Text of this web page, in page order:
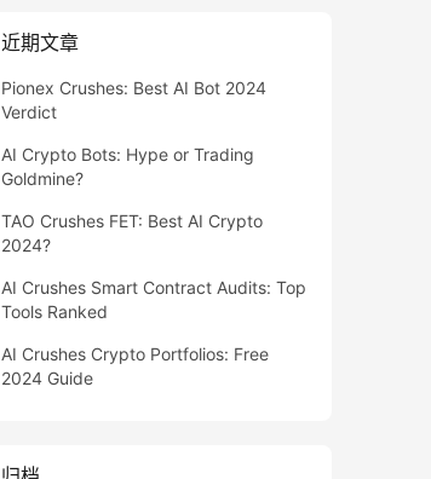
近期文章
Pionex Crushes: Best AI Bot 2024
Verdict
AI Crypto Bots: Hype or Trading
Goldmine?
TAO Crushes FET: Best AI Crypto
2024?
AI Crushes Smart Contract Audits: Top
Tools Ranked
AI Crushes Crypto Portfolios: Free
2024 Guide